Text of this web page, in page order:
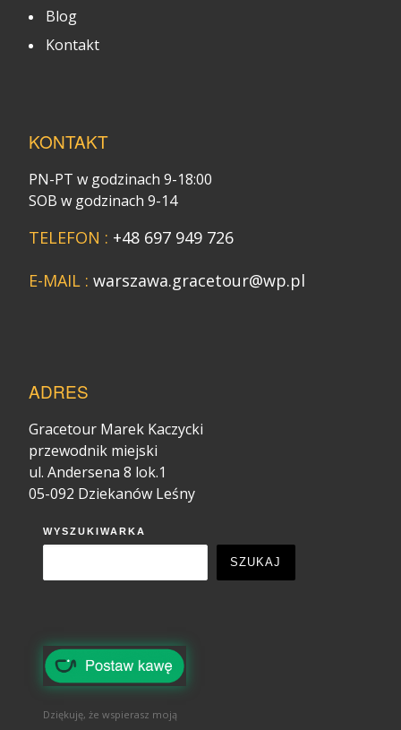
Blog
Kontakt
KONTAKT
PN-PT w godzinach 9-18:00
SOB w godzinach 9-14
TELEFON : +48 697 949 726
E-MAIL : warszawa.gracetour@wp.pl
ADRES
Gracetour Marek Kaczycki
przewodnik miejski
ul. Andersena 8 lok.1
05-092 Dziekanów Leśny
WYSZUKIWARKA
SZUKAJ
Dziękuję, że wspierasz moją